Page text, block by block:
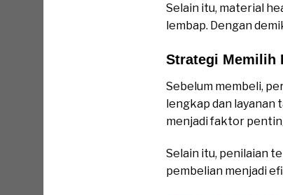
Selain itu, material
lembap. Dengan
Strategi Memilih
Sebelum membeli,
lengkap dan layanan
menjadi faktor
Selain itu, penilaian
pembelian menjadi